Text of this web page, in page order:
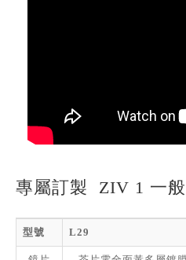
專屬訂製 ZIV 1 一
型號 L29